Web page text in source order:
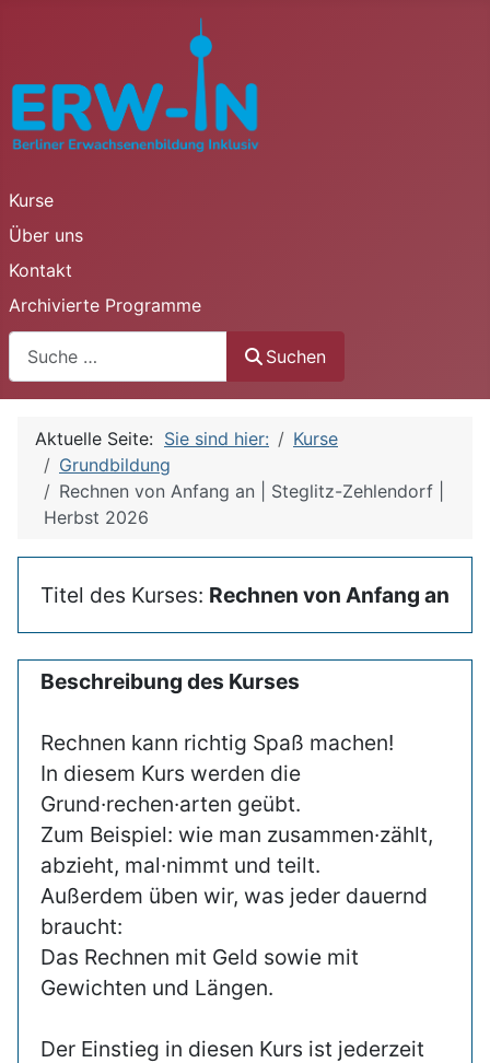
Kurse
Über uns
Kontakt
Archivierte Programme
Suchen
Aktuelle Seite: Sie sind hier:
Kurse
Grundbildung
Rechnen von Anfang an | Steglitz-Zehlendorf |
Herbst 2026
Titel des Kurses: Rechnen von Anfang an
Beschreibung des Kurses
Rechnen kann richtig Spaß machen!
In diesem Kurs werden die
Grund·rechen·arten geübt.
Zum Beispiel: wie man zusammen·zählt,
abzieht, mal·nimmt und teilt.
Außerdem üben wir, was jeder dauernd
braucht:
Das Rechnen mit Geld sowie mit
Gewichten und Längen.
Der Einstieg in diesen Kurs ist jederzeit